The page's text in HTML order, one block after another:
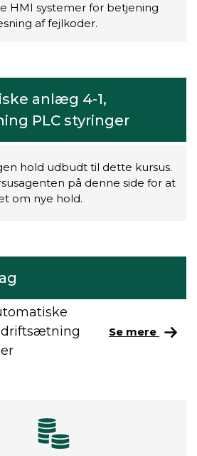
HMI systemer for betjening
af fejlkoder.
anlæg 4-1,
PLC styringer
hold udbudt til dette kursus.
på denne side for at
om nye hold.
Se mere